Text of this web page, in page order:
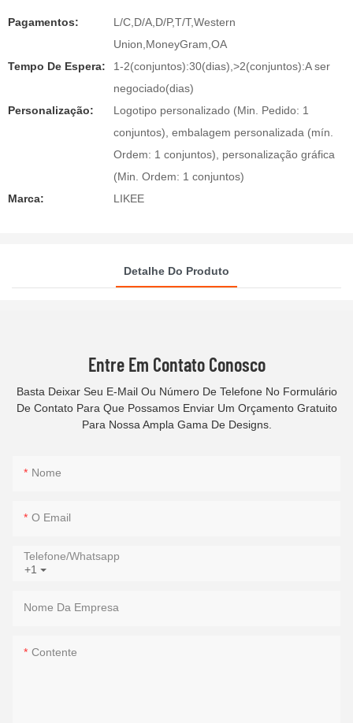
Pagamentos:
L/C,D/A,D/P,T/T,Western
Union,MoneyGram,OA
Tempo De Espera:
1-2(conjuntos):30(dias),>2(conjuntos):A ser
negociado(dias)
Personalização:
Logotipo personalizado (Min. Pedido: 1
conjuntos), embalagem personalizada (mín.
Ordem: 1 conjuntos), personalização gráfica
(Min. Ordem: 1 conjuntos)
Marca:
LIKEE
Detalhe Do Produto
Entre Em Contato Conosco
Basta Deixar Seu E-Mail Ou Número De Telefone No Formulário
De Contato Para Que Possamos Enviar Um Orçamento Gratuito
Para Nossa Ampla Gama De Designs.
Nome
O Email
+1
Telefone/whatsapp
Nome Da Empresa
Contente